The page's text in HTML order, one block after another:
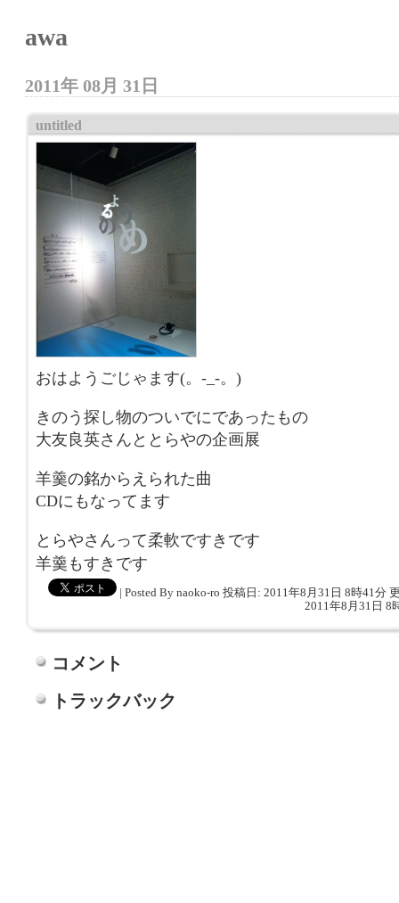
awa
2011年 08月 31日
untitled
おはようごじゃます(。-_-。)
きのう探し物のついでにであったもの
大友良英さんととらやの企画展
羊羹の銘からえられた曲
CDにもなってます
とらやさんって柔軟ですきです
羊羹もすきです
| Posted By naoko-ro 投稿日: 2011年8月31日 8時41分
2011年8月31日 8
コメント
トラックバック